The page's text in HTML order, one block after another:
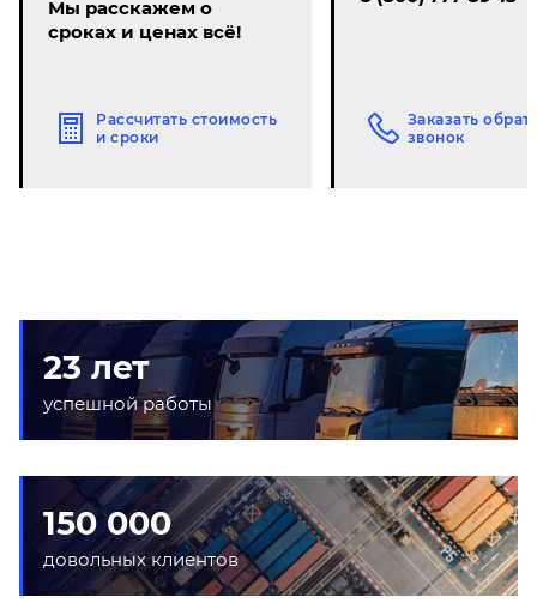
Мы расскажем о
сроках и ценах всё!
Рассчитать стоимость
и сроки
Заказать
звонок
23 лет
успешной работы
150 000
довольных клиентов